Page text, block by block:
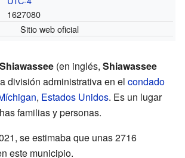
1627080
Sitio web oficial
(en inglés, Shiawassee
división administrativa en el condado
, Estados Unidos. Es un lugar
familias y personas.
se estimaba que unas 2716
este municipio.